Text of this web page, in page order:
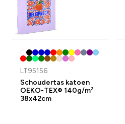
LT95156
Schoudertas katoen
OEKO-TEX® 140g/m²
38x42cm